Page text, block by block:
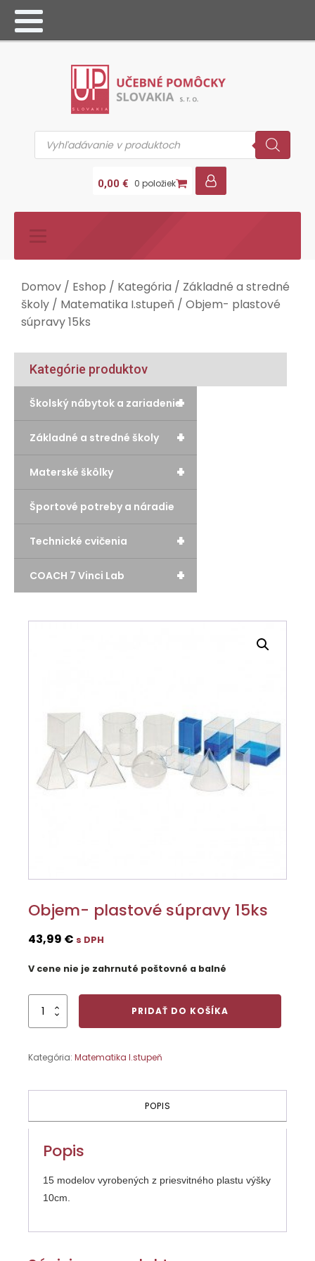
Products
search
0,00 € 0 položiek
Domov / Eshop / Kategória / Základné a stredné
školy / Matematika I.stupeň / Objem- plastové
súpravy 15ks
Kategórie produktov
+
Školský nábytok a zariadenie
+
Základné a stredné školy
+
Materské škôlky
Športové potreby a náradie
+
Technické cvičenia
+
COACH 7 Vinci Lab
Objem- plastové súpravy 15ks
43,99 € s DPH
V cene nie je zahrnuté poštovné a balné
množstvo
Objem-
15ks
PRIDAŤ DO KOŠÍKA
Kategória: Matematika I.stupeň
POPIS
Popis
15 modelov vyrobených z priesvitného plastu výšky
10cm.